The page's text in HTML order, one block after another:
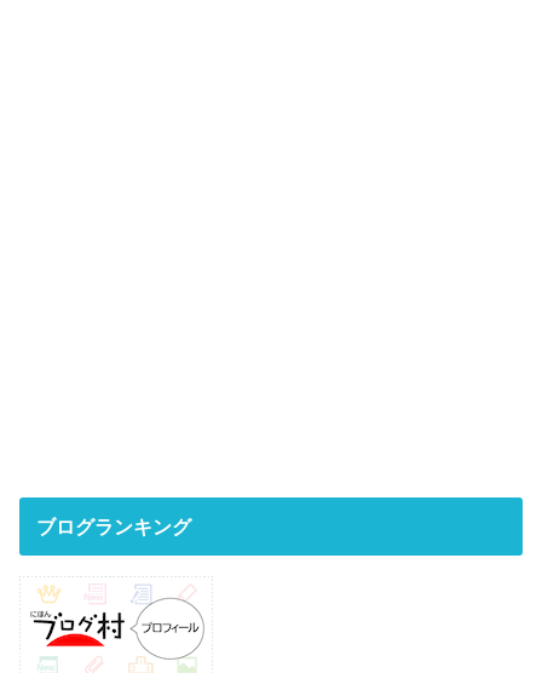
ブログランキング